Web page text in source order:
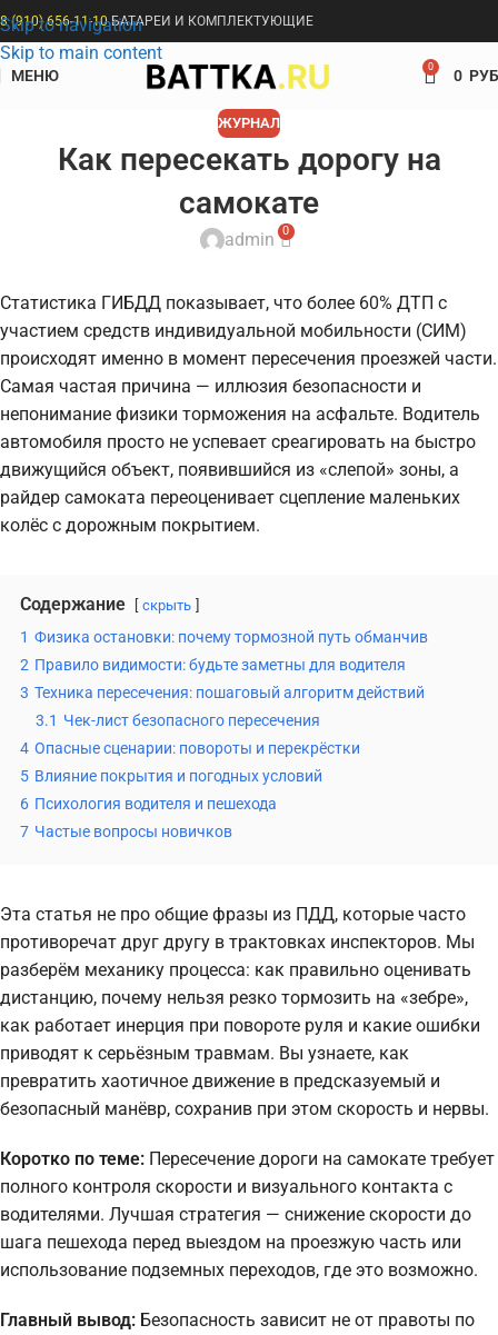
Skip to navigation
Skip to main content
8 (910) 656-11-10БАТАРЕИ И КОМПЛЕКТУЮЩИЕ
МЕНЮ 0 0
ЖУРНАЛ
Как пересекать дорогу на
самокате
admin 0
Статистика ГИБДД показывает, что более 60% ДТП с
участием средств индивидуальной мобильности (СИМ)
происходят именно в момент пересечения проезжей части.
Самая частая причина — иллюзия безопасности и
непонимание физики торможения на асфальте. Водитель
автомобиля просто не успевает среагировать на быстро
движущийся объект, появившийся из «слепой» зоны, а
райдер самоката переоценивает сцепление маленьких
колёс с дорожным покрытием.
Содержание скрыть
1 Физика остановки: почему тормозной путь обманчив
2 Правило видимости: будьте заметны для водителя
3 Техника пересечения: пошаговый алгоритм действий
3.1 Чек-лист безопасного пересечения
4 Опасные сценарии: повороты и перекрёстки
5 Влияние покрытия и погодных условий
6 Психология водителя и пешехода
7 Частые вопросы новичков
Эта статья не про общие фразы из ПДД, которые часто
противоречат друг другу в трактовках инспекторов. Мы
разберём механику процесса: как правильно оценивать
дистанцию, почему нельзя резко тормозить на «зебре»,
как работает инерция при повороте руля и какие ошибки
приводят к серьёзным травмам. Вы узнаете, как
превратить хаотичное движение в предсказуемый и
безопасный манёвр, сохранив при этом скорость и нервы.
Коротко по теме: Пересечение дороги на самокате требует
полного контроля скорости и визуального контакта с
водителями. Лучшая стратегия — снижение скорости до
шага пешехода перед выездом на проезжую часть или
использование подземных переходов, где это возможно.
Главный вывод: Безопасность зависит не от правоты по